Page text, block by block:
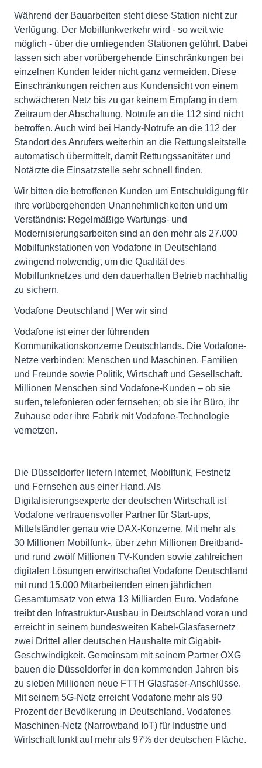
Während der Bauarbeiten steht diese Station nicht zur
Verfügung. Der Mobilfunkverkehr wird - so weit wie
möglich - über die umliegenden Stationen geführt. Dabei
lassen sich aber vorübergehende Einschränkungen bei
einzelnen Kunden leider nicht ganz vermeiden. Diese
Einschränkungen reichen aus Kundensicht von einem
schwächeren Netz bis zu gar keinem Empfang in dem
Zeitraum der Abschaltung. Notrufe an die 112 sind nicht
betroffen. Auch wird bei Handy-Notrufe an die 112 der
Standort des Anrufers weiterhin an die Rettungsleitstelle
automatisch übermittelt, damit Rettungssanitäter und
Notärzte die Einsatzstelle sehr schnell finden.
Wir bitten die betroffenen Kunden um Entschuldigung für
ihre vorübergehenden Unannehmlichkeiten und um
Verständnis: Regelmäßige Wartungs- und
Modernisierungsarbeiten sind an den mehr als 27.000
Mobilfunkstationen von Vodafone in Deutschland
zwingend notwendig, um die Qualität des
Mobilfunknetzes und den dauerhaften Betrieb nachhaltig
zu sichern.
Vodafone Deutschland | Wer wir sind
Vodafone ist einer der führenden
Kommunikationskonzerne Deutschlands. Die Vodafone-
Netze verbinden: Menschen und Maschinen, Familien
und Freunde sowie Politik, Wirtschaft und Gesellschaft.
Millionen Menschen sind Vodafone-Kunden – ob sie
surfen, telefonieren oder fernsehen; ob sie ihr Büro, ihr
Zuhause oder ihre Fabrik mit Vodafone-Technologie
vernetzen.
Die Düsseldorfer liefern Internet, Mobilfunk, Festnetz
und Fernsehen aus einer Hand. Als
Digitalisierungsexperte der deutschen Wirtschaft ist
Vodafone vertrauensvoller Partner für Start-ups,
Mittelständler genau wie DAX-Konzerne. Mit mehr als
30 Millionen Mobilfunk-, über zehn Millionen Breitband-
und rund zwölf Millionen TV-Kunden sowie zahlreichen
digitalen Lösungen erwirtschaftet Vodafone Deutschland
mit rund 15.000 Mitarbeitenden einen jährlichen
Gesamtumsatz von etwa 13 Milliarden Euro. Vodafone
treibt den Infrastruktur-Ausbau in Deutschland voran und
erreicht in seinem bundesweiten Kabel-Glasfasernetz
zwei Drittel aller deutschen Haushalte mit Gigabit-
Geschwindigkeit. Gemeinsam mit seinem Partner OXG
bauen die Düsseldorfer in den kommenden Jahren bis
zu sieben Millionen neue FTTH Glasfaser-Anschlüsse.
Mit seinem 5G-Netz erreicht Vodafone mehr als 90
Prozent der Bevölkerung in Deutschland. Vodafones
Maschinen-Netz (Narrowband IoT) für Industrie und
Wirtschaft funkt auf mehr als 97% der deutschen Fläche.